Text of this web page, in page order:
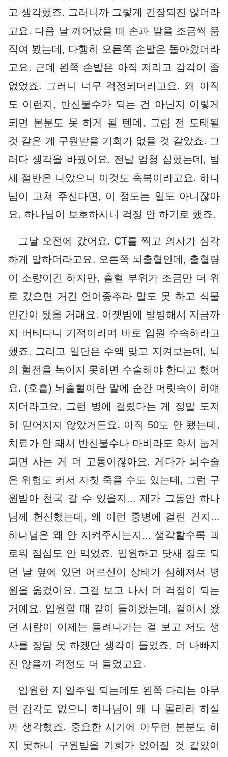
고 생각했죠. 그러니까 그렇게 긴장되진 않더라
고요. 다음 날 깨어났을 때 손과 발을 조금씩 움
직여 봤는데, 다행히 오른쪽 손발은 돌아왔더라
고요. 근데 왼쪽 손발은 아직 저리고 감각이 좀
없었죠. 그러니 너무 걱정되더라고요. 왜 아직
도 이런지, 반신불수가 되는 건 아닌지 이렇게
되면 본분도 못 하게 될 텐데, 그럼 전 도태될
것 같은 게 구원받을 기회가 없을 것 같았죠. 그
러다 생각을 바꿨어요. 전날 엄청 심했는데, 밤
새 절반은 나았으니 이것도 축복이라고요. 하나
님이 고쳐 주신다면, 이 정도는 일도 아니잖아
요. 하나님이 보호하시니 걱정 안 하기로 했죠.
그날 오전에 갔어요. CT를 찍고 의사가 심각
하게 말하더라고요. 오른쪽 뇌출혈인데, 출혈량
이 소량이긴 하지만, 출혈 부위가 조금만 더 위
로 갔으면 거긴 언어중추라 말도 못 하고 식물
인간이 됐을 거래요. 어젯밤에 발병해서 지금까
지 버티다니 기적이라며 바로 입원 수속하라고
했죠. 그리고 일단은 수액 맞고 지켜보는데, 뇌
의 혈전을 녹이지 못하면 수술해야 한다고 했어
요. (호흡) 뇌출혈이란 말에 순간 머릿속이 하얘
지더라고요. 그런 병에 걸렸다는 게 정말 도저
히 믿어지지 않았거든요. 아직 50도 안 됐는데,
치료가 안 돼서 반신불수나 마비라도 와서 눕게
되면 사는 게 더 고통이잖아요. 게다가 뇌수술
은 위험도 커서 자칫 죽을 수도 있는데, 그럼 구
원받아 천국 갈 수 있을지... 제가 그동안 하나
님께 헌신했는데, 왜 이런 중병에 걸린 건지...
하나님은 왜 안 지켜주시는지... 생각할수록 괴
로워 점심도 안 먹었죠. 입원하고 닷새 정도 되
던 날 옆에 있던 어르신이 상태가 심해져서 병
원을 옮겼어요. 그걸 보고 나서 더 걱정이 되는
거예요. 입원할 때 같이 들어왔는데, 걸어서 왔
던 사람이 이제는 들려나가는 걸 보고 저도 생
사를 장담 못 하겠단 생각이 들었죠. 더 나빠지
진 않을까 걱정도 더 들었고요.
입원한 지 일주일 되는데도 왼쪽 다리는 아무
런 감각도 없으니 하나님이 왜 나 몰라라 하실
까 생각했죠. 중요한 시기에 아무런 본분도 하
지 못하니 구원받을 기회가 없어질 것 같았어